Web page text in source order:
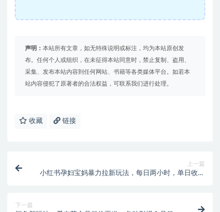
声明： 本站所有文章，如无特殊说明或标注，均为本站原创发
布。任何个人或组织，在未征得本站同意时，禁止复制、盗用、
采集、发布本站内容到任何网站、书籍等各类媒体平台。如若本
站内容侵犯了原著者的合法权益，可联系我们进行处理。
收藏 链接
上一篇
小红书孕妇宝妈暴力拉新玩法，每日两小时，单日收益
下一篇